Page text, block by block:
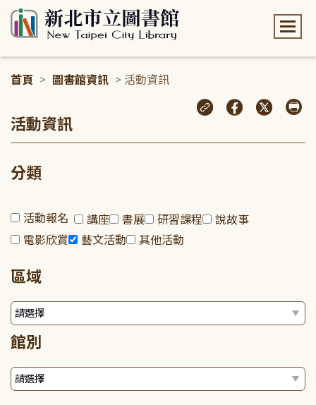
首頁 > 圖書館資訊 > 活動資訊
活動資訊
分類
活動報名 講座 書展 研習課程
說故事
電影欣賞
藝文活動 其他活動
區域
館別